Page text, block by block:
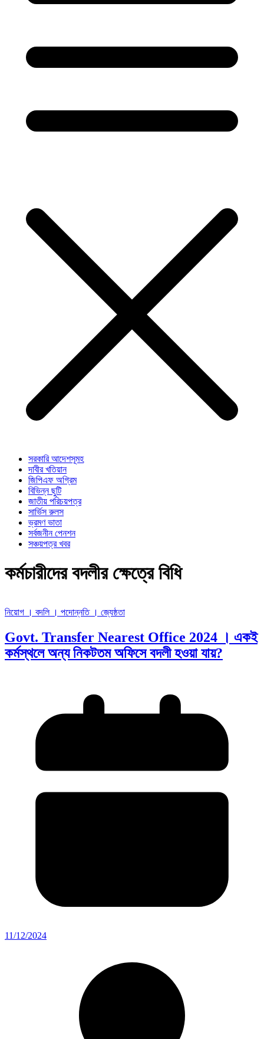
সরকারি আদেশসূমহ
দাবীর খতিয়ান
জিপিএফ অগ্রিম
বিভিন্ন ছুটি
জাতীয় পরিচয়পত্র
সার্ভিস রুলস
ভ্রমণ ভাতা
সর্বজনীন পেনশন
সঞ্চয়পত্র খবর
কর্মচারীদের বদলীর ক্ষেত্রে বিধি
নিয়োগ । বদলি । পদোন্নতি । জ্যেষ্ঠতা
Govt. Transfer Nearest Office 2024 । একই
কর্মস্থলে অন্য নিকটতম অফিসে বদলী হওয়া যায়?
11/12/2024